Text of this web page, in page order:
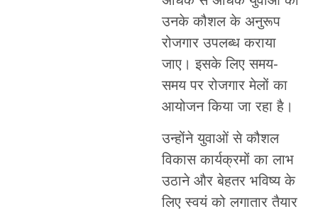
उनके कौशल के अनुरूप
रोजगार उपलब्ध कराया
जाए। इसके लिए समय-
समय पर रोजगार मेलों का
आयोजन किया जा रहा है।
उन्होंने युवाओं से कौशल
विकास कार्यक्रमों का लाभ
उठाने और बेहतर भविष्य के
लिए स्वयं को लगातार तैयार